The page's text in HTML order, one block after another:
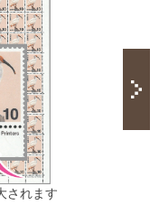
されます